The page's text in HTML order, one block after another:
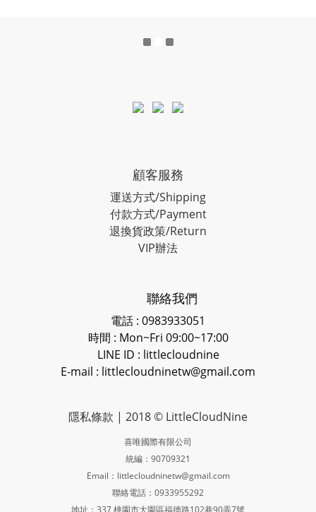
顧客服務
運送方式/Shipping
付款方式/Payment
退換貨政策/Return
VIP辦法
聯絡我們
電話 : 0983933051
時間 : Mon~Fri 09:00~17:00
LINE ID : littlecloudnine
E-mail : littlecloudninetw@gmail.com
隱私條款 | 2018 © LittleCloudNine
喜唯國際有限公司
統編：90709321
Email：littlecloudninetw@gmail.com
聯絡電話：0933955292
地址：337 桃園市大園區福德路102巷90弄7號